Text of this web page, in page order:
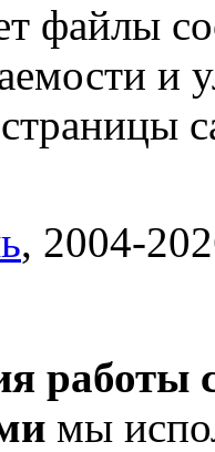
файлы
и
, 2004-
работы
мы